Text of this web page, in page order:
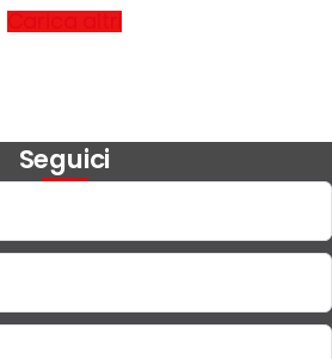
Carica altri
Seguici